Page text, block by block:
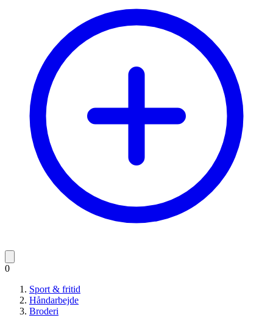
0
Sport & fritid
Håndarbejde
Broderi